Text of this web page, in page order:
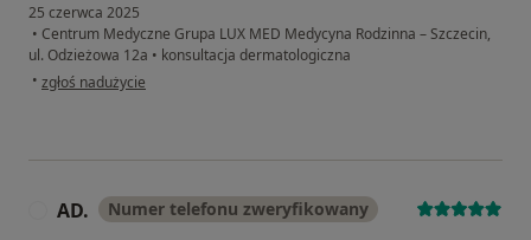
25 czerwca 2025
• Centrum Medyczne Grupa LUX MED Medycyna Rodzinna – Szczecin,
ul. Odzieżowa 12a • konsultacja dermatologiczna
• w opinii użytkownika Paweł
zgłoś nadużycie
AD. Numer telefonu zweryfikowany